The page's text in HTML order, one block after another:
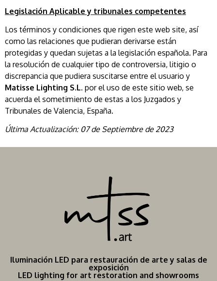
Legislación Aplicable y tribunales competentes
Los términos y condiciones que rigen este web site, así
como las relaciones que pudieran derivarse están
protegidas y quedan sujetas a la legislación española. Para
la resolución de cualquier tipo de controversia, litigio o
discrepancia que pudiera suscitarse entre el usuario y
Matisse Lighting S.L. por el uso de este sitio web, se
acuerda el sometimiento de estas a los Juzgados y
Tribunales de Valencia, España.
Última Actualización: 07 de Septiembre de 2023
Iluminación LED para restauración de arte y salas de
exposición
LED lighting for art restoration and showrooms